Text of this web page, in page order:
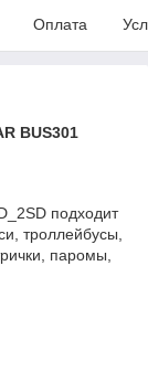
Оплата
BUS301
подходит
троллейбусы,
паромы,